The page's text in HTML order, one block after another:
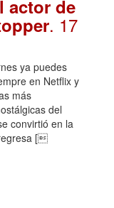
actor de
. 17
ya puedes
en Netflix y
más
del
convirtió en la
[